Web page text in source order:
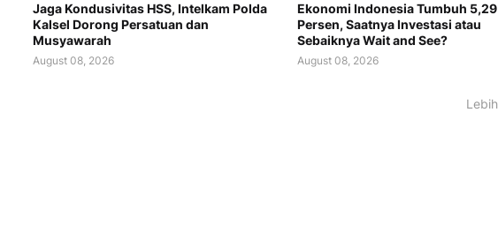
Jaga Kondusivitas HSS, Intelkam Polda
Kalsel Dorong Persatuan dan
Musyawarah
August 08, 2026
Ekonomi Indonesia Tumbuh 5,29
Persen, Saatnya Investasi atau
Sebaiknya Wait and See?
August 08, 2026